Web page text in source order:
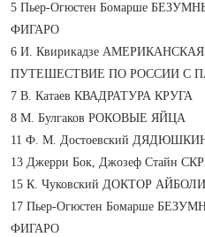
5 Пьер-Огюстен Бомарше
ФИГАРО
6 И. Квирикадзе
ПУТЕШЕСТВИЕ ПО РОССИИ С
7 В. Катаев КВАДРАТУРА КРУГА
8 М. Булгаков РОКОВЫЕ ЯЙЦА
11 Ф. М. Достоевский
13 Джерри Бок, Джозеф Стайн
15 К. Чуковский ДОКТОР
17 Пьер-Огюстен Бомарше
ФИГАРО